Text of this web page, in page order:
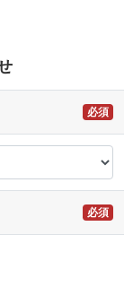
必須
必須